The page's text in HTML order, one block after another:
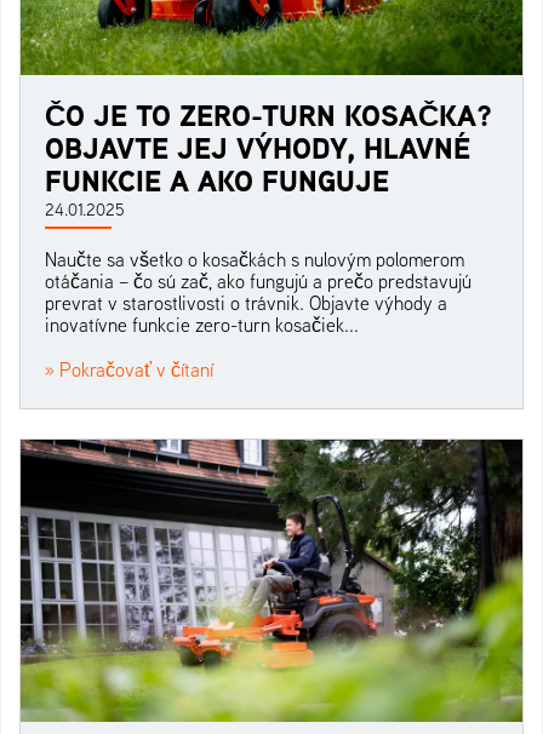
ČO JE TO ZERO-TURN KOSAČKA?
OBJAVTE JEJ VÝHODY, HLAVNÉ
FUNKCIE A AKO FUNGUJE
24.01.2025
Naučte sa všetko o kosačkách s nulovým polomerom
otáčania – čo sú zač, ako fungujú a prečo predstavujú
prevrat v starostlivosti o trávnik. Objavte výhody a
inovatívne funkcie zero-turn kosačiek...
» Pokračovať v čítaní